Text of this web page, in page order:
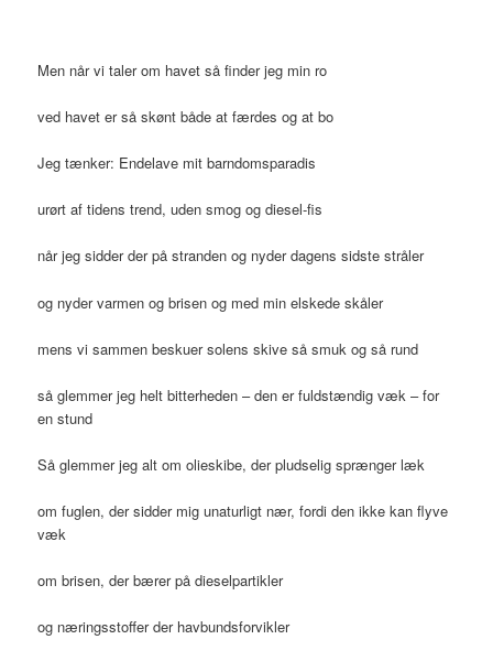
Men når vi taler om havet så finder jeg min ro
ved havet er så skønt både at færdes og at bo
Jeg tænker: Endelave mit barndomsparadis
urørt af tidens trend, uden smog og diesel-fis
når jeg sidder der på stranden og nyder dagens sidste stråler
og nyder varmen og brisen og med min elskede skåler
mens vi sammen beskuer solens skive så smuk og så rund
så glemmer jeg helt bitterheden – den er fuldstændig væk – for
en stund
Så glemmer jeg alt om olieskibe, der pludselig sprænger læk
om fuglen, der sidder mig unaturligt nær, fordi den ikke kan flyve
væk
om brisen, der bærer på dieselpartikler
og næringsstoffer der havbundsforvikler